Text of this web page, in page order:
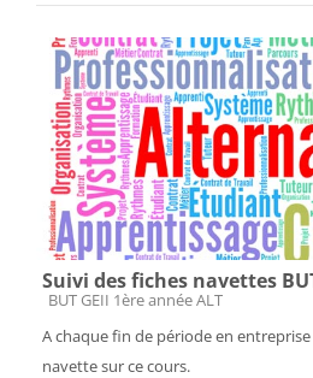
Suivi des fiches navettes
Catégorie de cours
BUT GEII 1ère année ALT
A chaque fin de période en
navette sur ce cours.